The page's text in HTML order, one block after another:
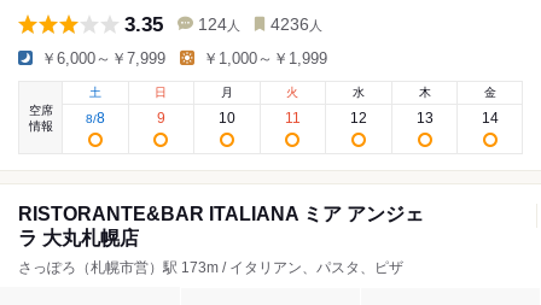
3.35 124 人 4236 人
￥6,000～￥7,999 ￥1,000～￥1,999
空席
情報
土
8/8
日
9
月
10
火
11
水
12
木
13
金
14
RISTORANTE&BAR ITALIANA ミア アンジェ
ラ 大丸札幌店
さっぽろ（札幌市営）駅 173m / イタリアン、パスタ、ピザ